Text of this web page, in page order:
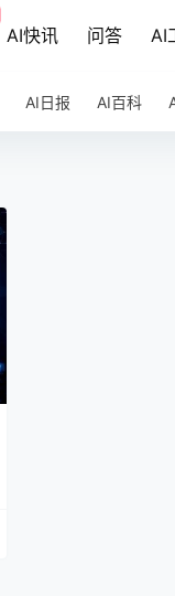
AI快讯 问答 AI
AI日报 AI百科